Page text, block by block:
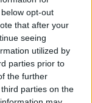
opt-out
that after your
seeing
utilized by
parties prior to
the further
parties on the
Dark Side,
2011)
(Mea
of God,
nincsenek
, Lance